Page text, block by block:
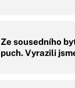
Ze sousedního
puch. Vyrazili